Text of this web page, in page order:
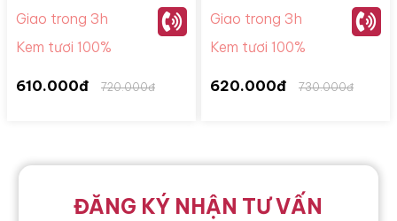
Giao trong 3h
Kem tươi 100%
610.000đ 720.000đ
Giao trong 3h
Kem tươi 100%
620.000đ 730.000đ
ĐĂNG KÝ NHẬN TƯ VẤN